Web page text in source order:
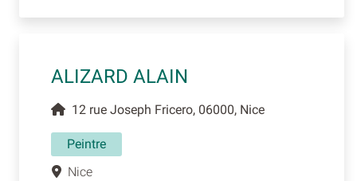
ALIZARD ALAIN
12 rue Joseph Fricero, 06000, Nice
Peintre
Nice